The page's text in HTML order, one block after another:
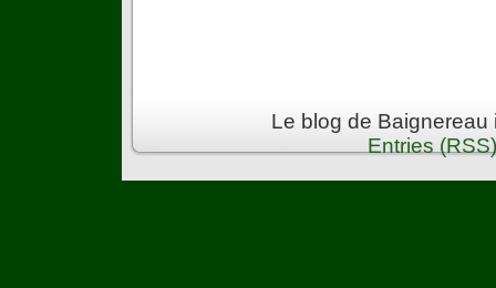
Le blog de
Entries (RSS)